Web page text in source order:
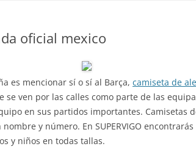
oficial mexico
es mencionar sí o sí al Barça, camiseta de
se ven por las calles como parte de las
en sus partidos importantes. Camisetas
y número. En SUPERVIGO
y niños en todas tallas.